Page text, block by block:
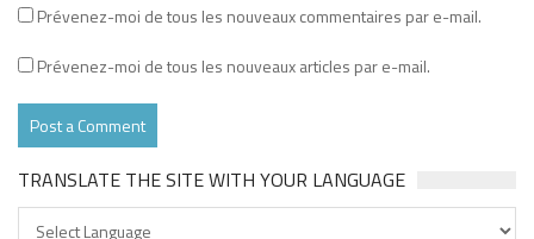
Prévenez-moi de tous les nouveaux commentaires par e-mail.
Prévenez-moi de tous les nouveaux articles par e-mail.
TRANSLATE THE SITE WITH YOUR LANGUAGE